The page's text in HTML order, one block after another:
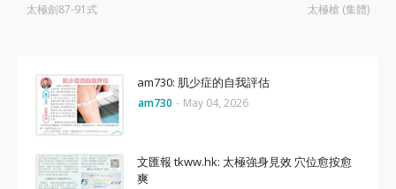
太極槍 (集體)
太極劍87-91式
am730: 肌少症的自我評估
am730 - May 04, 2026
文匯報 tkww.hk: 太極強身見效 穴位愈按愈
爽